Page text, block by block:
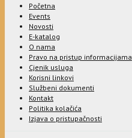
Početna
Events
Novosti
E-katalog
O nama
Pravo na pristup informacijama
Cjenik usluga
Korisni linkovi
Službeni dokumenti
Kontakt
Politika kolačića
Izjava o pristupačnosti